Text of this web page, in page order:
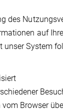
des
auf
unser System
vom Browser